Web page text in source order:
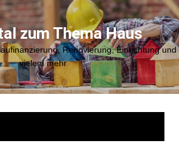
zum Thema Haus
Renovierung, Einrichtung und
vielem mehr